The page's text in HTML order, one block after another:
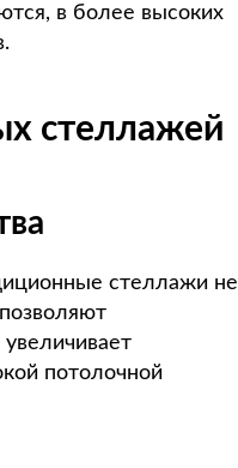
в более высоких
стеллажей
стеллажи не
потолочной